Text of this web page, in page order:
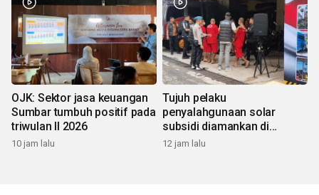
OJK: Sektor jasa keuangan
Sumbar tumbuh positif pada
triwulan II 2026
10 jam lalu
Tujuh pelaku
penyalahgunaan solar
subsidi diamankan di
Sumbar
12 jam lalu